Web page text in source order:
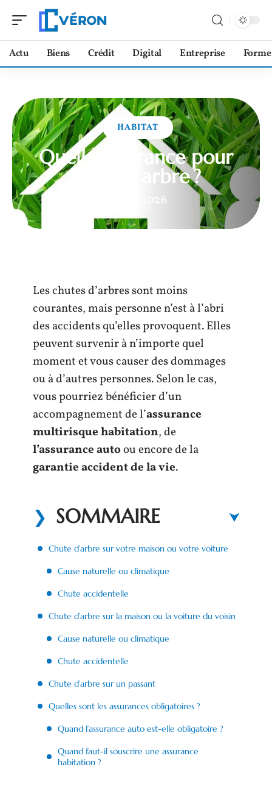
Actu Biens Crédit Digital Entreprise Forme
HABITAT
Quelle assurance pour
chute d’arbre ?
04/01/2026
Les chutes d’arbres sont moins
courantes, mais personne n’est à l’abri
des accidents qu’elles provoquent. Elles
peuvent survenir à n’importe quel
moment et vous causer des dommages
ou à d’autres personnes. Selon le cas,
vous pourriez bénéficier d’un
accompagnement de l’assurance
multirisque habitation, de
l’assurance autoou encore de la
garantie accident de la vie.
SOMMAIRE
Chute d’arbre sur votre maison ou votre voiture
Cause naturelle ou climatique
Chute accidentelle
Chute d’arbre sur la maison ou la voiture du voisin
Cause naturelle ou climatique
Chute accidentelle
Chute d’arbre sur un passant
Quelles sont les assurances obligatoires ?
Quand l’assurance auto est-elle obligatoire ?
Quand faut-il souscrire une assurance
habitation ?